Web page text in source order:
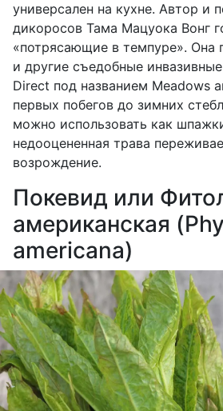
универсален на кухне. Автор и
дикоросов Тама Мацуока Вонг
«потрясающие в темпуре». Она
и другие съедобные
Direct под названием Meadows
первых побегов до зимних
можно использовать как
недооцененная трава
возрождение.
Покевид или
американская
americana)